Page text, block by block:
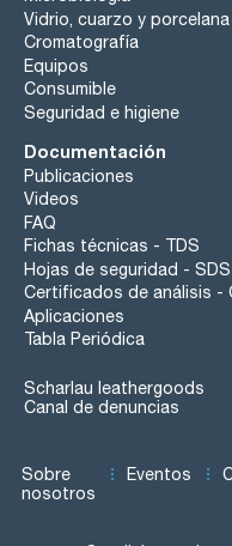
Vidrio, cuarzo y porcelana
Cromatografía
Equipos
Consumible
Seguridad e higiene
Documentación
Publicaciones
Videos
FAQ
Fichas técnicas - TDS
Hojas de seguridad - SDS
Certificados de análisis -
Aplicaciones
Tabla Periódica
Scharlau leathergoods
Canal de denuncias
Sobre
nosotros
Eventos